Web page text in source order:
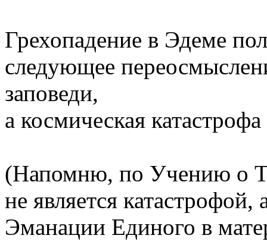
Грехопадение в Эдеме
следующее
заповеди,
а космическая
(Напомню, по Учению о
не является
Эманации Единого в